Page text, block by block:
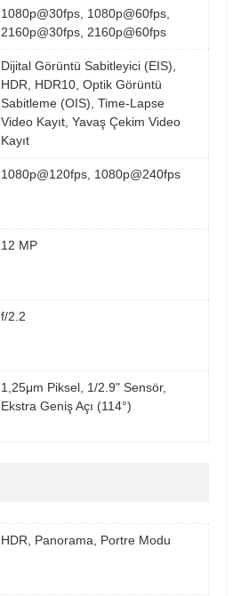
1080p@30fps, 1080p@60fps,
2160p@30fps, 2160p@60fps
Dijital Görüntü Sabitleyici (EIS),
HDR, HDR10, Optik Görüntü
Sabitleme (OIS), Time-Lapse
Video Kayıt, Yavaş Çekim Video
Kayıt
1080p@120fps, 1080p@240fps
12 MP
f/2.2
1,25μm Piksel, 1/2.9" Sensör,
Ekstra Geniş Açı (114°)
HDR, Panorama, Portre Modu